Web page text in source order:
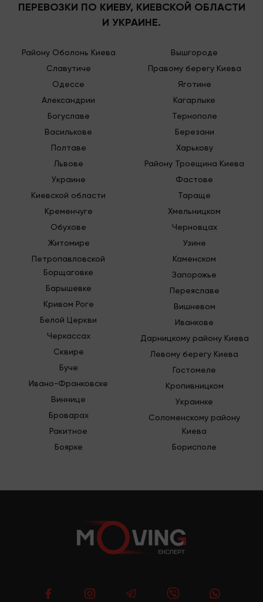
ПЕРЕВОЗКИ ПО КИЕВУ, КИЕВСКОЙ ОБЛАСТИ
И УКРАИНЕ.
Району Оболонь Киева
Славутиче
Одессе
Александрии
Богуславе
Василькове
Полтаве
Львове
Украине
Киевской области
Кременчуге
Обухове
Житомире
Петропавловской
Борщаговке
Барышевке
Кривом Роге
Белой Церкви
Черкассах
Сквире
Буче
Ивано-Франковске
Виннице
Броварах
Ракитное
Боярке
Вышгороде
Правому берегу Киева
Яготине
Кагарлыке
Тернополе
Березани
Харькову
Району Троещина Киева
Фастове
Тараще
Хмельницком
Черновцах
Узине
Каменском
Запорожье
Переяславе
Вишневом
Иванкове
Дарницкому району Киева
Левому берегу Киева
Гостомеле
Кропивницком
Украинке
Соломенскому району
Киева
Борисполе